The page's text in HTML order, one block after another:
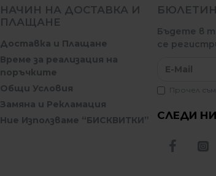
НАЧИН НА ДОСТАВКА И
ПЛАЩАНЕ
Доставка и Плащане
Време за реализация на
поръчките
Общи Условия
Замяна и Рекламация
Ние Използваме “БИСКВИТКИ”
Бъдете в
се
Прочел
СЛЕДИ